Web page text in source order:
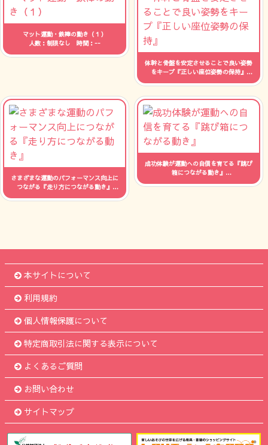
マット運動・鉄棒の動き（１）
人数：制限なし 時間：--
体幹と骨盤を安定させることで良い姿勢
をキープ『正しい座位姿勢の保持』
さまざまな運動のパフォーマンス向上に
つながる『走り方につながる動き』
成功体験が運動への自信を育てる『跳び
箱につながる動き』
本サイトについて
利用規約
個人情報保護について
特定商取引法に関する表示について
よくあるご質問
お問い合わせ
サイトマップ